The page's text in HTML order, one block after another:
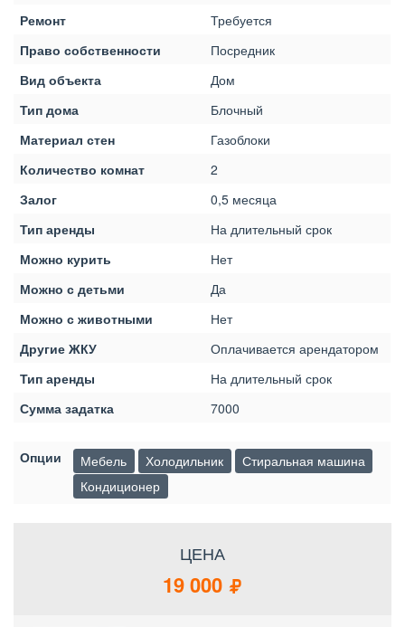
Ремонт
Требуется
Право собственности
Посредник
Вид объекта
Дом
Тип дома
Блочный
Материал стен
Газоблоки
Количество комнат
2
Залог
0,5 месяца
Тип аренды
На длительный срок
Можно курить
Нет
Можно с детьми
Да
Можно с животными
Нет
Другие ЖКУ
Оплачивается арендатором
Тип аренды
На длительный срок
Сумма задатка
7000
Опции Мебель Холодильник
Стиральная машина
Кондиционер
ЦЕНА
19 000